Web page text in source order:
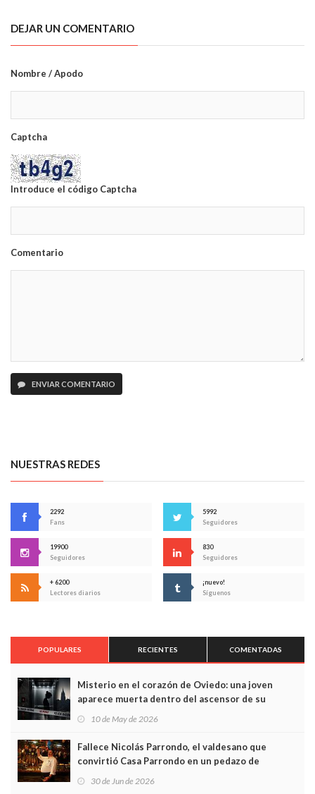
DEJAR UN COMENTARIO
Nombre / Apodo
Captcha
Introduce el código Captcha
Comentario
ENVIAR COMENTARIO
NUESTRAS REDES
2292
Fans
5992
Seguidores
19900
Seguidores
830
Seguidores
+ 6200
Lectores diarios
¡nuevo!
Síguenos
POPULARES RECIENTES COMENTADAS
Misterio en el corazón de Oviedo: una joven
aparece muerta dentro del ascensor de su
edificio y las cámaras captan sus últimos minutos
10 de May de 2026
Fallece Nicolás Parrondo, el valdesano que
convirtió Casa Parrondo en un pedazo de
Asturias en Madrid
30 de Jun de 2026